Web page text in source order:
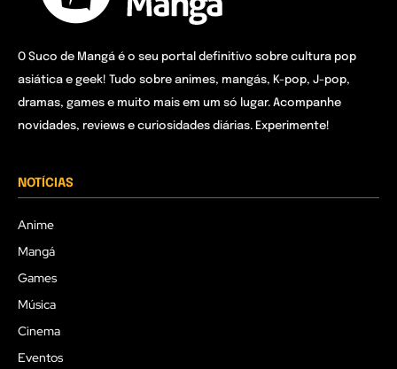
O Suco de Mangá é o seu portal definitivo sobre cultura pop
asiática e geek! Tudo sobre animes, mangás, K-pop, J-pop,
dramas, games e muito mais em um só lugar. Acompanhe
novidades, reviews e curiosidades diárias. Experimente!
NOTÍCIAS
Anime
Mangá
Games
Música
Cinema
Eventos